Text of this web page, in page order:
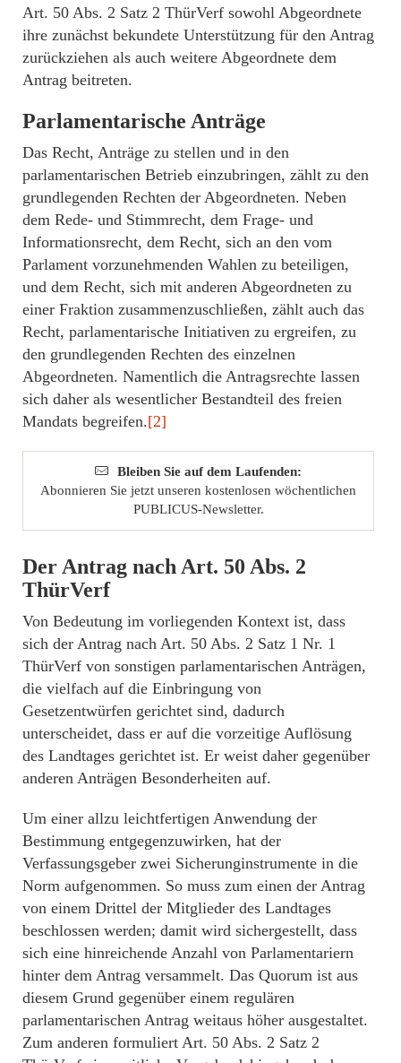
Art. 50 Abs. 2 Satz 2 ThürVerf sowohl Abgeordnete
ihre zunächst bekundete Unterstützung für den Antrag
zurückziehen als auch weitere Abgeordnete dem
Antrag beitreten.
Parlamentarische Anträge
Das Recht, Anträge zu stellen und in den
parlamentarischen Betrieb einzubringen, zählt zu den
grundlegenden Rechten der Abgeordneten. Neben
dem Rede- und Stimmrecht, dem Frage- und
Informationsrecht, dem Recht, sich an den vom
Parlament vorzunehmenden Wahlen zu beteiligen,
und dem Recht, sich mit anderen Abgeordneten zu
einer Fraktion zusammenzuschließen, zählt auch das
Recht, parlamentarische Initiativen zu ergreifen, zu
den grundlegenden Rechten des einzelnen
Abgeordneten. Namentlich die Antragsrechte lassen
sich daher als wesentlicher Bestandteil des freien
Mandats begreifen.[2]
Bleiben Sie auf dem Laufenden:
Abonnieren Sie jetzt unseren kostenlosen wöchentlichen
PUBLICUS-Newsletter.
Der Antrag nach Art. 50 Abs. 2
ThürVerf
Von Bedeutung im vorliegenden Kontext ist, dass
sich der Antrag nach Art. 50 Abs. 2 Satz 1 Nr. 1
ThürVerf von sonstigen parlamentarischen Anträgen,
die vielfach auf die Einbringung von
Gesetzentwürfen gerichtet sind, dadurch
unterscheidet, dass er auf die vorzeitige Auflösung
des Landtages gerichtet ist. Er weist daher gegenüber
anderen Anträgen Besonderheiten auf.
Um einer allzu leichtfertigen Anwendung der
Bestimmung entgegenzuwirken, hat der
Verfassungsgeber zwei Sicherunginstrumente in die
Norm aufgenommen. So muss zum einen der Antrag
von einem Drittel der Mitglieder des Landtages
beschlossen werden; damit wird sichergestellt, dass
sich eine hinreichende Anzahl von Parlamentariern
hinter dem Antrag versammelt. Das Quorum ist aus
diesem Grund gegenüber einem regulären
parlamentarischen Antrag weitaus höher ausgestaltet.
Zum anderen formuliert Art. 50 Abs. 2 Satz 2